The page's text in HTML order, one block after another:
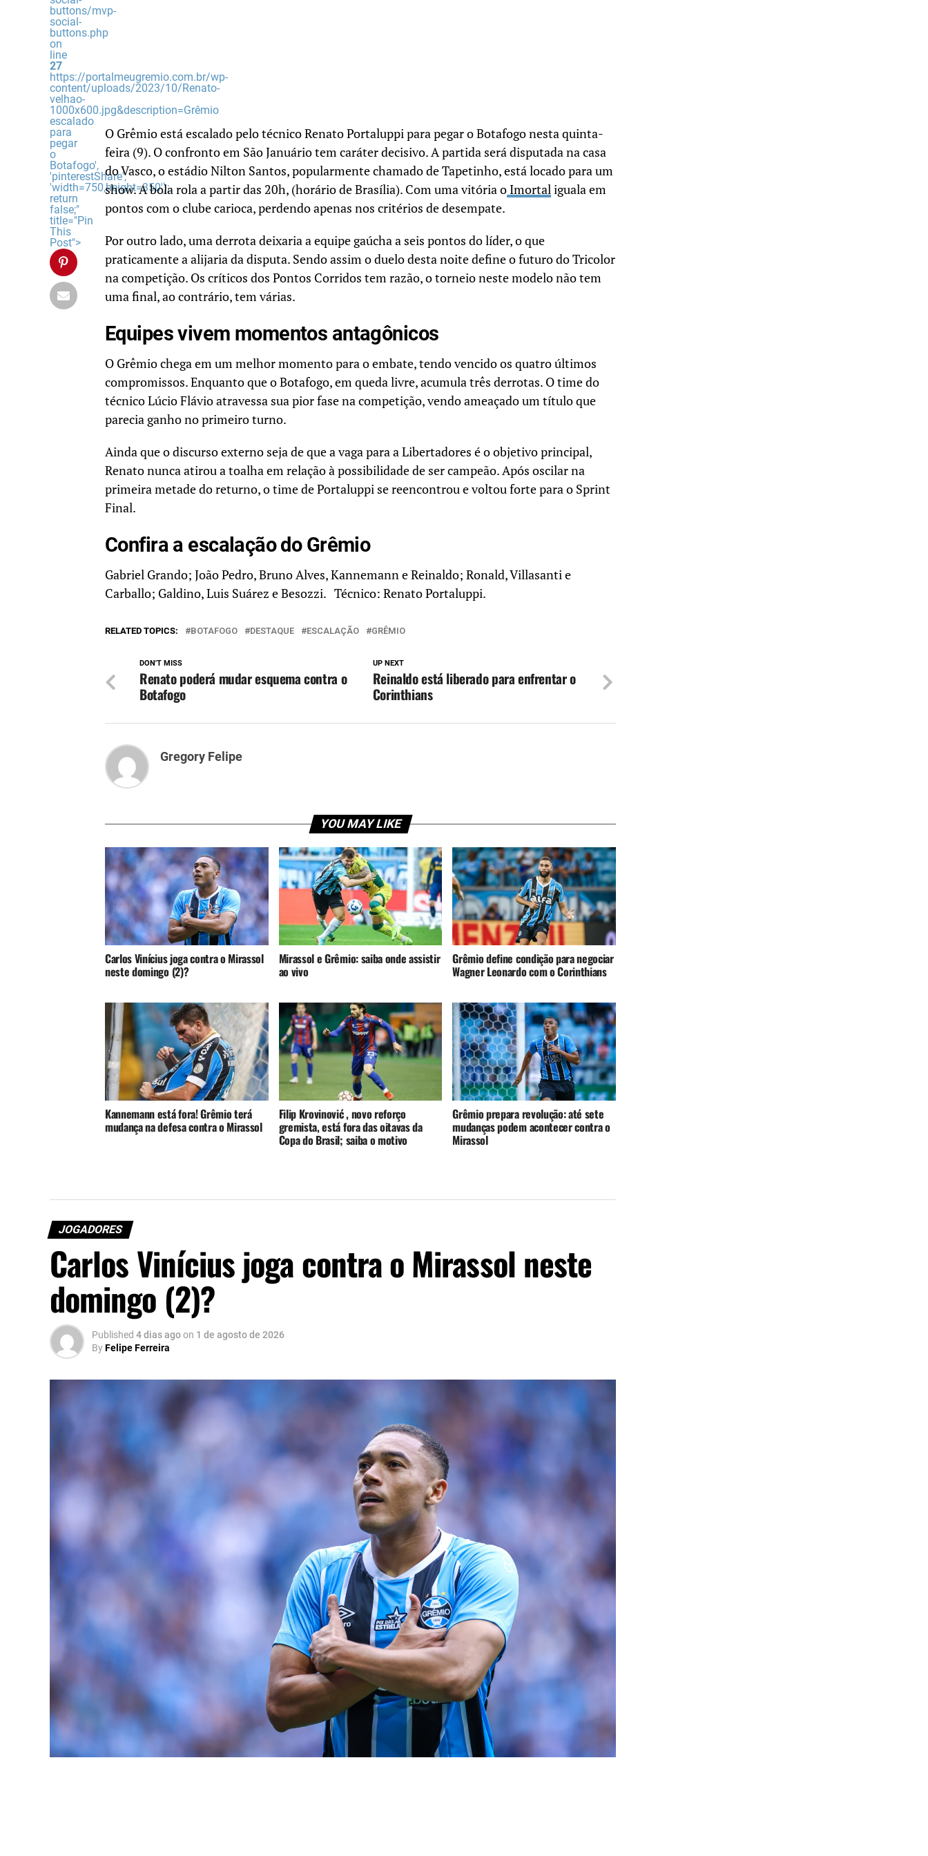
buttons/mvp-
social-
buttons.php
on
line
27
https://portalmeugremio.com.br/wp-
content/uploads/2023/10/Renato-
velhao-
1000x600.jpg&description=Grêmio
escalado
para
pegar
o
Botafogo',
'pinterestShare',
'width=750,height=350');
return
false;"
title="Pin
This
Post">
O Grêmio está escalado pelo técnico Renato Portaluppi para pegar o Botafogo nesta quinta-
feira (9). O confronto em São Januário tem caráter decisivo. A partida será disputada na casa
do Vasco, o estádio Nilton Santos, popularmente chamado de Tapetinho, está locado para um
show. A bola rola a partir das 20h, (horário de Brasília). Com uma vitória o Imortaliguala em
pontos com o clube carioca, perdendo apenas nos critérios de desempate.
Por outro lado, uma derrota deixaria a equipe gaúcha a seis pontos do líder, o que
praticamente a alijaria da disputa. Sendo assim o duelo desta noite define o futuro do Tricolor
na competição. Os críticos dos Pontos Corridos tem razão, o torneio neste modelo não tem
uma final, ao contrário, tem várias.
Equipes vivem momentos antagônicos
O Grêmio chega em um melhor momento para o embate, tendo vencido os quatro últimos
compromissos. Enquanto que o Botafogo, em queda livre, acumula três derrotas. O time do
técnico Lúcio Flávio atravessa sua pior fase na competição, vendo ameaçado um título que
parecia ganho no primeiro turno.
Ainda que o discurso externo seja de que a vaga para a Libertadores é o objetivo principal,
Renato nunca atirou a toalha em relação à possibilidade de ser campeão. Após oscilar na
primeira metade do returno, o time de Portaluppi se reencontrou e voltou forte para o Sprint
Final.
Confira a escalação do Grêmio
Gabriel Grando; João Pedro, Bruno Alves, Kannemann e Reinaldo; Ronald, Villasanti e
Carballo; Galdino, Luis Suárez e Besozzi. Técnico: Renato Portaluppi.
RELATED TOPICS: BOTAFOGO DESTAQUE ESCALAÇÃO GRÊMIO
UP NEXT
Reinaldo está liberado para enfrentar o
Corinthians
DON'T MISS
Renato poderá mudar esquema contra o
Botafogo
Gregory Felipe
YOU MAY LIKE
Carlos Vinícius joga contra o Mirassol
neste domingo (2)?
Mirassol e Grêmio: saiba onde assistir
ao vivo
Grêmio define condição para negociar
Wagner Leonardo com o Corinthians
Kannemann está fora! Grêmio terá
mudança na defesa contra o Mirassol
Filip Krovinović , novo reforço
gremista, está fora das oitavas da
Copa do Brasil; saiba o motivo
Grêmio prepara revolução: até sete
mudanças podem acontecer contra o
Mirassol
JOGADORES
Carlos Vinícius joga contra o Mirassol neste
domingo (2)?
Published 4 dias agoon 1 de agosto de 2026
ByFelipe Ferreira